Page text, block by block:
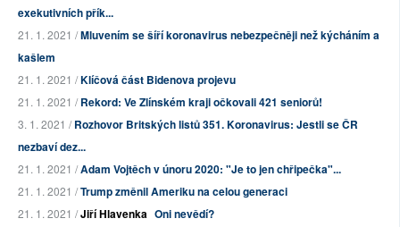
exekutivních přík...
21. 1. 2021 /Mluvením se šíří koronavirus nebezpečněji než kýcháním a
kašlem
21. 1. 2021 /Klíčová část Bidenova projevu
21. 1. 2021 /Rekord: Ve Zlínském kraji očkovali 421 seniorů!
3. 1. 2021 /Rozhovor Britských listů 351. Koronavirus: Jestli se ČR
nezbaví dez...
21. 1. 2021 /Adam Vojtěch v únoru 2020: "Je to jen chřipečka"...
21. 1. 2021 /Trump změnil Ameriku na celou generaci
21. 1. 2021 /Jiří Hlavenka Oni nevědí?